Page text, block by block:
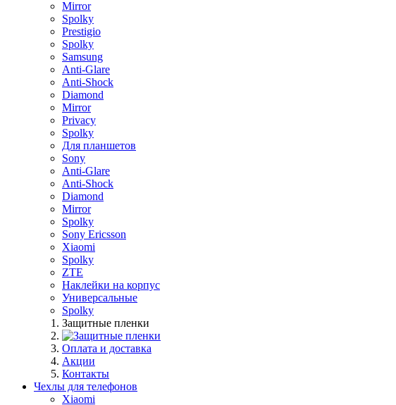
Mirror
Spolky
Prestigio
Spolky
Samsung
Anti-Glare
Anti-Shock
Diamond
Mirror
Privacy
Spolky
Для планшетов
Sony
Anti-Glare
Anti-Shock
Diamond
Mirror
Spolky
Sony Ericsson
Xiaomi
Spolky
ZTE
Наклейки на корпус
Универсальные
Spolky
Защитные пленки
Оплата и доставка
Акции
Контакты
Чехлы для телефонов
Xiaomi